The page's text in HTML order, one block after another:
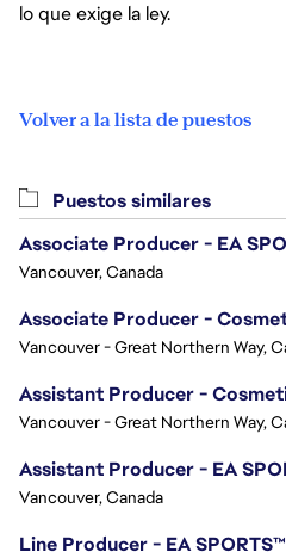
lo que exige la ley.
Volver a la lista de puestos
Puestos similares
Associate Producer - EA
Vancouver, Canada
Associate Producer -
Vancouver - Great Northern Way,
Assistant Producer -
Vancouver - Great Northern Way,
Assistant Producer - EA
Vancouver, Canada
Line Producer - EA